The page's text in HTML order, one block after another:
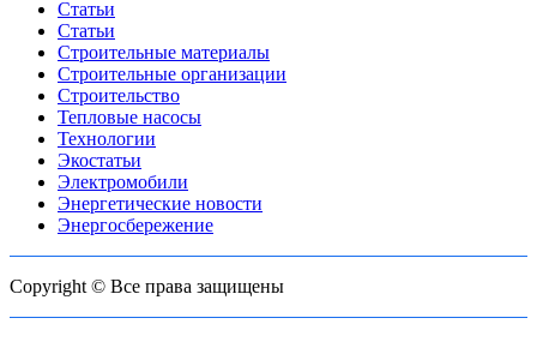
Статьи
Статьи
Строительные материалы
Строительные организации
Строительство
Тепловые насосы
Технологии
Экостатьи
Электромобили
Энергетические новости
Энергосбережение
Copyright © Все права защищены